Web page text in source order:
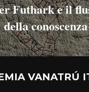
Futhark e il
della
VANATRÚ